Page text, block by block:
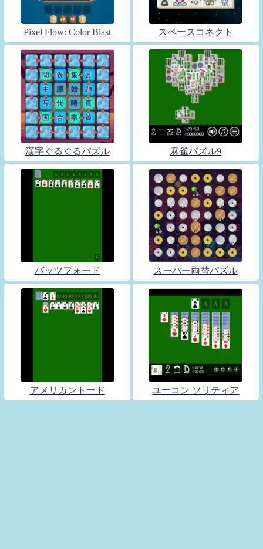
Pixel Flow: Color Blast スペースコネクト
漢字ぐるぐるパズル 麻雀パズル9
バッツフォード スーパー両替パズル
アメリカントード ユーコン ソリティア